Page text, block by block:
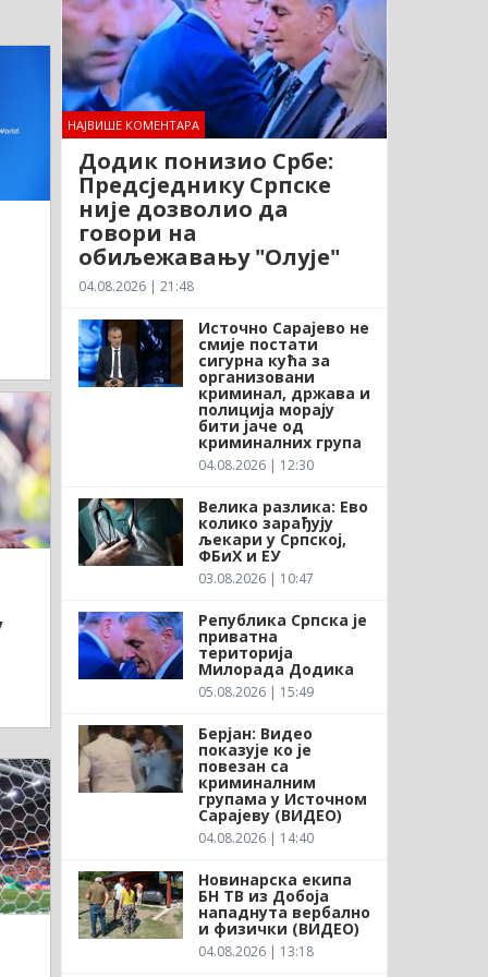
НАЈВИШЕ КОМЕНТАРА
Додик понизио Србе:
Предсједнику Српске
није дозволио да
говори на
обиљежавању "Олује"
04.08.2026 | 21:48
Источно Сарајево не
смије постати
сигурна кућа за
организовани
криминал, држава и
полиција морају
бити јаче од
криминалних група
04.08.2026 | 12:30
Велика разлика: Ево
колико зарађују
љекари у Српској,
ФБиХ и ЕУ
03.08.2026 | 10:47
Република Српска је
приватна
територија
Милорада Додика
05.08.2026 | 15:49
Берјан: Видео
показује ко је
повезан са
криминалним
групама у Источном
Сарајеву (ВИДЕО)
04.08.2026 | 14:40
Новинарска екипа
БН ТВ из Добоја
нападнута вербално
и физички (ВИДЕО)
04.08.2026 | 13:18